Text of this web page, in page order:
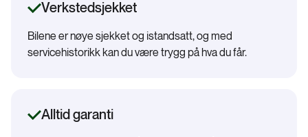
Verkstedsjekket
Bilene er nøye sjekket og istandsatt, og med
servicehistorikk kan du være trygg på hva du får.
Alltid garanti